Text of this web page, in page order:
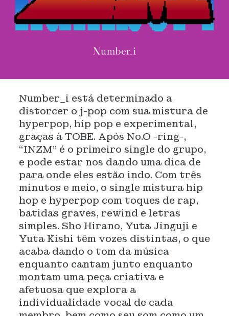
Number_i está determinado a
distorcer o j-pop com sua mistura de
hyperpop, hip pop e experimental,
graças à TOBE. Após No.O -ring-,
“INZM” é o primeiro single do grupo,
e pode estar nos dando uma dica de
para onde eles estão indo. Com três
minutos e meio, o single mistura hip
hop e hyperpop com toques de rap,
batidas graves, rewind e letras
simples. Sho Hirano, Yuta Jinguji e
Yuta Kishi têm vozes distintas, o que
acaba dando o tom da música
enquanto cantam junto enquanto
montam uma peça criativa e
afetuosa que explora a
individualidade vocal de cada